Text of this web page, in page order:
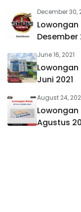
December 30,
Lowongan
Desember
June 16, 2021
Lowongan
Juni 2021
August 24,
Lowongan
Agustus